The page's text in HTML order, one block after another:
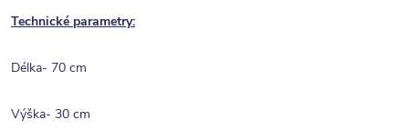
Technické parametry:
Délka- 70 cm
Výška- 30 cm